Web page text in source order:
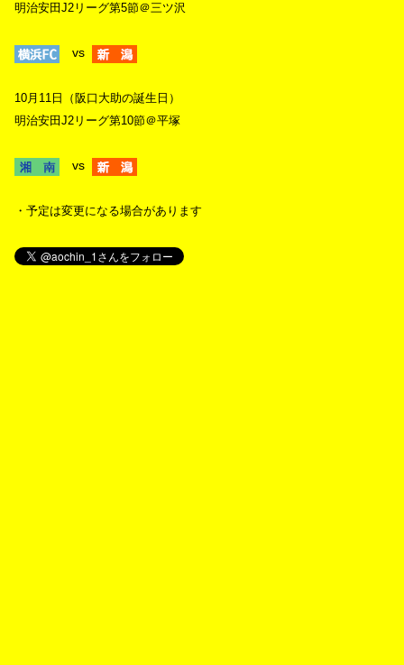
明治安田J2リーグ第5節＠三ツ沢
vs
10月11日（阪口大助の誕生日）
明治安田J2リーグ第10節＠平塚
vs
・予定は変更になる場合があります